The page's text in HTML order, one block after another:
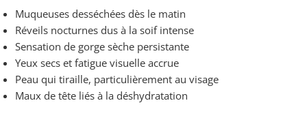
Muqueuses desséchées dès le matin
Réveils nocturnes dus à la soif intense
Sensation de gorge sèche persistante
Yeux secs et fatigue visuelle accrue
Peau qui tiraille, particulièrement au visage
Maux de tête liés à la déshydratation